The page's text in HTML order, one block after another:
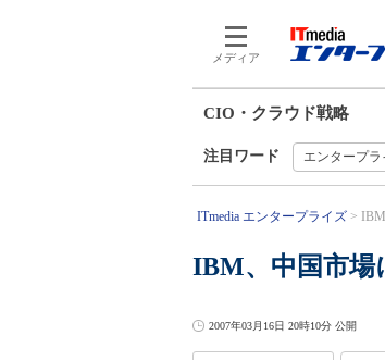
メディア
CIO・クラウド戦略
注目ワード エンタープ
ITmedia エンタープライズ
IBM、中国市場
2007年03月16日 20時10分 公開